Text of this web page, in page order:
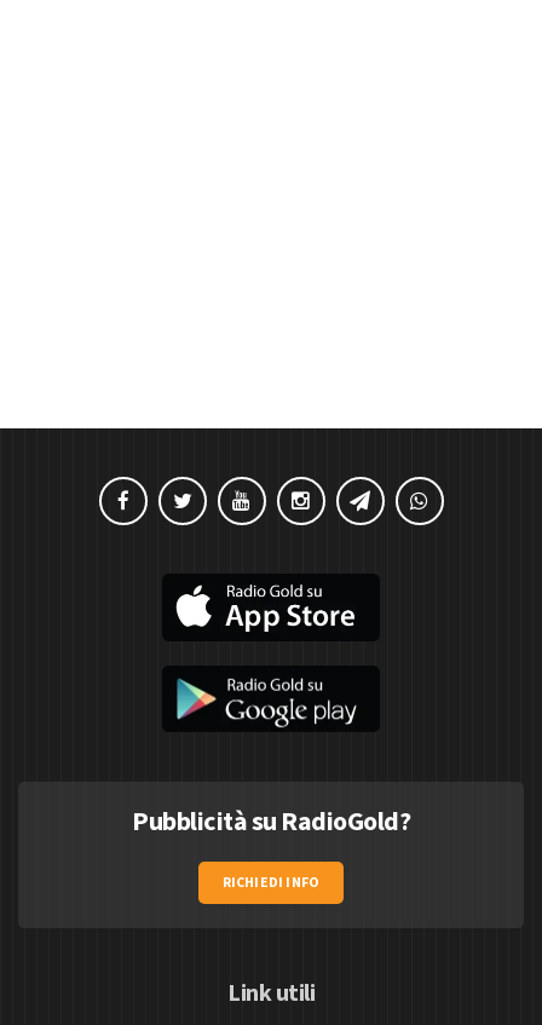
Pubblicità su RadioGold?
RICHIEDI INFO
Link utili